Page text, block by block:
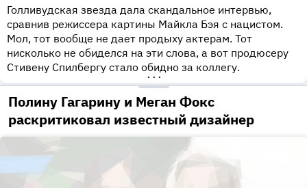
Голливудская звезда дала скандальное интервью,
сравнив режиссера картины Майкла Бэя с нацистом.
Мол, тот вообще не дает продыху актерам. Тот
нисколько не обиделся на эти слова, а вот продюсеру
Стивену Спилбергу стало обидно за коллегу.
•••
Полину Гагарину и Меган Фокс
раскритиковал известный дизайнер